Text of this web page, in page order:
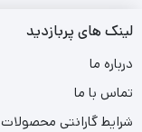
لینک های پربازدید
درباره ما
تماس با ما
شرایط گارانتی محصولات